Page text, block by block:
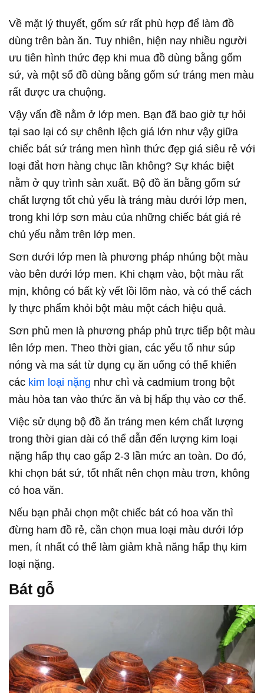
Về mặt lý thuyết, gốm sứ rất phù hợp để làm đồ
dùng trên bàn ăn. Tuy nhiên, hiện nay nhiều người
ưu tiên hình thức đẹp khi mua đồ dùng bằng gốm
sứ, và một số đồ dùng bằng gốm sứ tráng men màu
rất được ưa chuộng.
Vậy vấn đề nằm ở lớp men. Bạn đã bao giờ tự hỏi
tại sao lại có sự chênh lệch giá lớn như vậy giữa
chiếc bát sứ tráng men hình thức đẹp giá siêu rẻ với
loại đắt hơn hàng chục lần không? Sự khác biệt
nằm ở quy trình sản xuất. Bộ đồ ăn bằng gốm sứ
chất lượng tốt chủ yếu là tráng màu dưới lớp men,
trong khi lớp sơn màu của những chiếc bát giá rẻ
chủ yếu nằm trên lớp men.
Sơn dưới lớp men là phương pháp nhúng bột màu
vào bên dưới lớp men. Khi chạm vào, bột màu rất
mịn, không có bất kỳ vết lồi lõm nào, và có thể cách
ly thực phẩm khỏi bột màu một cách hiệu quả.
Sơn phủ men là phương pháp phủ trực tiếp bột màu
lên lớp men. Theo thời gian, các yếu tố như súp
nóng và ma sát từ dụng cụ ăn uống có thể khiến
các kim loại nặng như chì và cadmium trong bột
màu hòa tan vào thức ăn và bị hấp thụ vào cơ thể.
Việc sử dụng bộ đồ ăn tráng men kém chất lượng
trong thời gian dài có thể dẫn đến lượng kim loại
nặng hấp thụ cao gấp 2-3 lần mức an toàn. Do đó,
khi chọn bát sứ, tốt nhất nên chọn màu trơn, không
có hoa văn.
Nếu bạn phải chọn một chiếc bát có hoa văn thì
đừng ham đồ rẻ, cần chọn mua loại màu dưới lớp
men, ít nhất có thể làm giảm khả năng hấp thụ kim
loại nặng.
Bát gỗ